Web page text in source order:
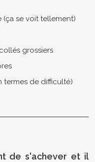
(ça se voit tellement)
grossiers
termes de difficulté)
de s'achever et il